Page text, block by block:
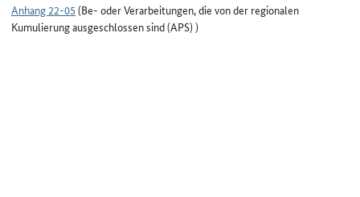
Anhang 22-05 (Be- oder Verarbeitungen, die von der regionalen
Kumulierung ausgeschlossen sind (APS) )